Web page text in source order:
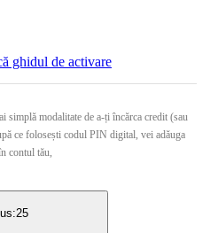
ghidul de activare
simplă modalitate de a-ți încărca credit (sau
ce folosești codul PIN digital, vei adăuga
contul tău,
25